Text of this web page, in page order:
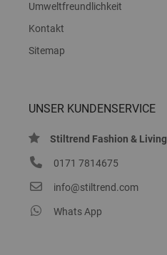
Umweltfreundlichkeit
Kontakt
Sitemap
UNSER KUNDENSERVICE
Stiltrend Fashion & Living
0171 7814675
info@stiltrend.com
Whats App